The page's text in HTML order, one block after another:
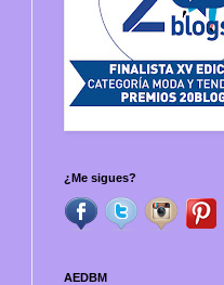
¿Me sigues?
AEDBM